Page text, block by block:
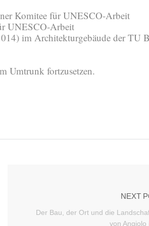
Komitee für UNESCO-Arbeit
UNESCO-Arbeit
im Architekturgebäude der TU
Umtrunk fortzusetzen.
NEXT
Der Bau, der Ort und die
von Angiolo